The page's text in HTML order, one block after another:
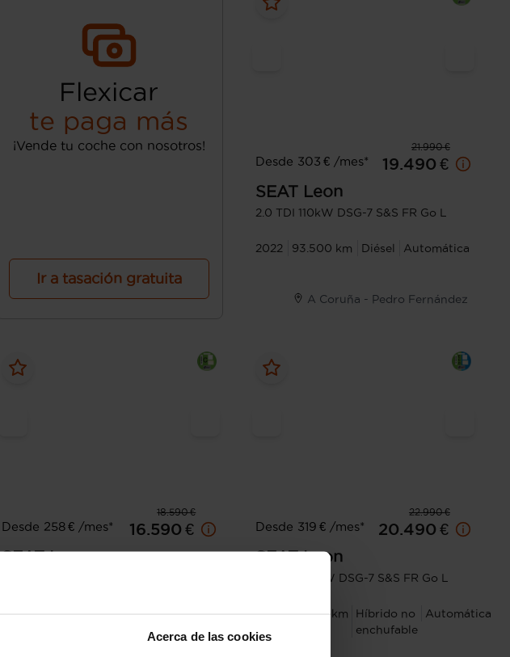
Acerca de las cookies
Flexicar
te paga más
¡Vende tu coche con nosotros!
Ir a tasación gratuita
21.990 €
Desde 303 € /mes*
19.490 €
SEAT Leon
2.0 TDI 110kW DSG-7 S&S FR Go L
2022 93.500 km Diésel Automática
A Coruña - Pedro Fernández
18.590 €
Desde 258 € /mes*
16.590 €
SEAT Leon
22.990 €
Desde 319 € /mes*
20.490 €
SEAT Leon
1.5 eTSI 110kW DSG-7 S&S FR Go L
45.673 km
Híbrido no
enchufable
Automática